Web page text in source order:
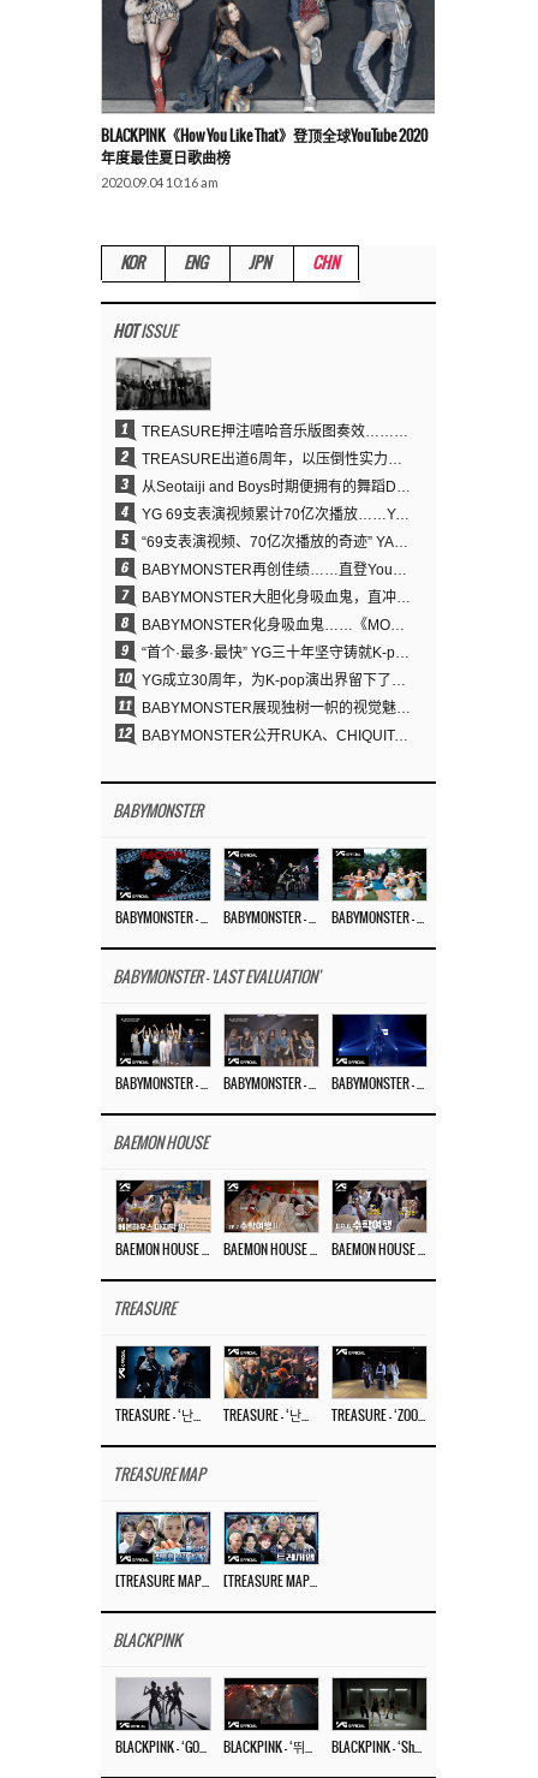
BLACKPINK《How You Like That》登顶全球YouTube 2020
年度最佳夏日歌曲榜
2020.09.04 10:16 am
KOR ENG JPN CHN
HOTISSUE
1 TREASURE押注嘻哈音乐版图奏效……出道6周年迎来全新飞跃
2 TREASURE出道6周年，以压倒性实力证明“YG之宝”的真正价值
3 从Seotaiji and Boys时期便拥有的舞蹈DNA……YANG HYUN SUK开创YG Performance Video 70亿播放神话
4 YG 69支表演视频累计70亿次播放……YANG HYUN SUK制作理念奏效
5 “69支表演视频、70亿次播放的奇迹” YANG HYUN SUK为何100%亲自打造YG表演视频
6 BABYMONSTER再创佳绩……直登YouTube全球趋势榜第一名
7 BABYMONSTER大胆化身吸血鬼，直冲YouTube全球趋势榜第一
8 BABYMONSTER化身吸血鬼……《MOON》为三个月企划收官
9 “首个·最多·最快” YG三十年坚守铸就K-pop巡演新格局
10 YG成立30周年，为K-pop演出界留下了什么？
11 BABYMONSTER展现独树一帜的视觉魅力与超强驾驭力……《MOON》
12 BABYMONSTER公开RUKA、CHIQUITA《MOON》视觉照 展现克制魅力与独特视觉风格
BABYMONSTER
BABYMONSTER - 'LAST EVALUATION'
BAEMON HOUSE
TREASURE
TREASURE MAP
BLACKPINK